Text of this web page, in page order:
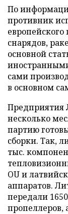
По
противник
снарядов,
основной
сами
в основном
Предприятия
несколько
партию
сборки. Так,
тыс.
OU и
аппаратов.
передали
пропеллеров,